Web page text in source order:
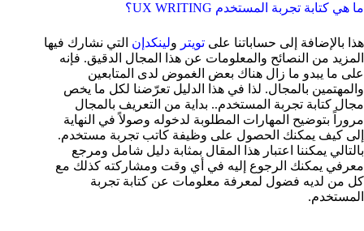
ما هي كتابة تجربة المستخدم UX WRITING؟
هذا بالإضافة إلى حساباتنا على تويتر ولينكدإن التي نشارك فيها
المزيد من النصائح والمعلومات عن هذا المجال الدقيق. فإنه
على ما يبدو ما زال هناك بعض الغموض لدى المتابعين
والمهتمين بالمجال. لذا في هذا الدليل تعرّضنا لكل ما يخص
مجال كتابة تجربة المستخدم.. بداية من التعريف بالمجال
مروراً بتوضيح المهارات المطلوبة لدخوله وصولاً في النهاية
إلى كيف يمكنك الحصول على وظيفة كاتب تجربة مستخدم.
بالتالي يمكننا اعتبار هذا المقال بمثابة دليل شامل ومرجع
معرفي يمكنك الرجوع إليه في أي وقت ومشاركته كذلك مع
كل من لديه فضول لمعرفة معلومات عن كتابة تجربة
المستخدم.